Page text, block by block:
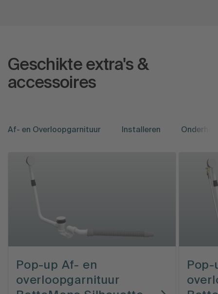
Geschikte extra's &
accessoires
Af- en Overloopgarnituur Installeren
Pop-up Af- en
overloopgarnituur